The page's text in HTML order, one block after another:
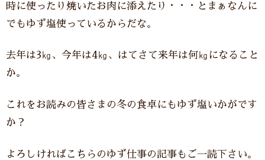
時に使ったり焼いたお肉に添えたり・・・とまぁなんに
でもゆず塩使っているからだな。
去年は3㎏、今年は4㎏、はてさて来年は何㎏になること
か。
これをお読みの皆さまの冬の食卓にもゆず塩いかがです
か？
よろしければこちらのゆず仕事の記事もご一読下さい。